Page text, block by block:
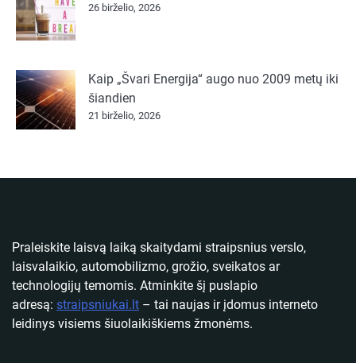
26 birželio, 2026
Kaip „Švari Energija“ augo nuo 2009 metų iki
šiandien
21 birželio, 2026
Praleiskite laisvą laiką skaitydami straipsnius verslo,
laisvalaikio, automobilizmo, grožio, sveikatos ar
technologijų temomis. Atminkite šį puslapio
adresą: straipsniukai.lt – tai naujas ir įdomus interneto
leidinys visiems šiuolaikiškiems žmonėms.